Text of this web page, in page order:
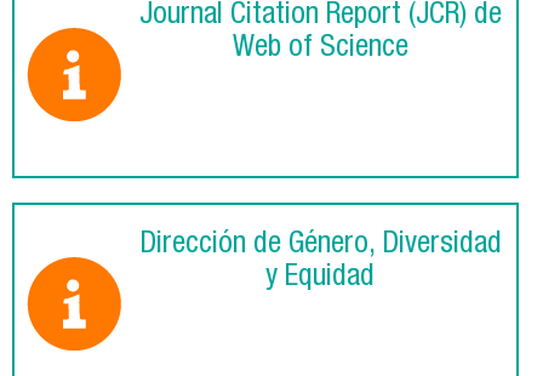
Journal Citation Report (JCR) de
Web of Science
Dirección de Género, Diversidad
y Equidad